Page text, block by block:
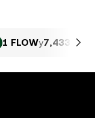
1 FLOWу7,433 PKR